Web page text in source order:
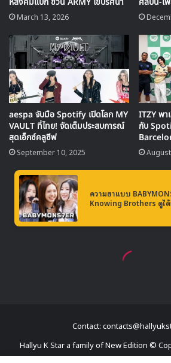
Contact:
Hallyu K Star a family of New Edition ©